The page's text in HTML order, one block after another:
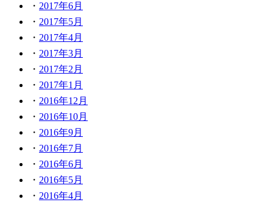
2017年6月
2017年5月
2017年4月
2017年3月
2017年2月
2017年1月
2016年12月
2016年10月
2016年9月
2016年7月
2016年6月
2016年5月
2016年4月